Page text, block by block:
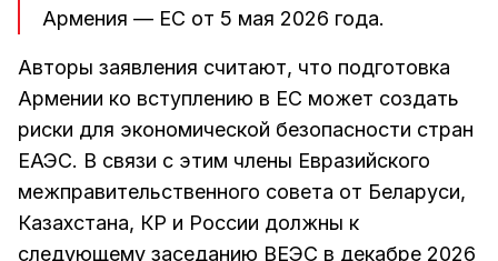
Армения — ЕС от 5 мая 2026 года.
Авторы заявления считают, что подготовка
Армении ко вступлению в ЕС может создать
риски для экономической безопасности стран
ЕАЭС. В связи с этим члены Евразийского
межправительственного совета от Беларуси,
Казахстана, КР и России должны к
следующему заседанию ВЕЭС в декабре 2026